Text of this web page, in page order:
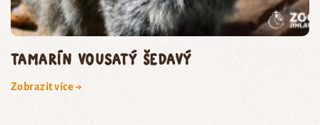
tamarín vousatý šedavý
Zobrazit více →